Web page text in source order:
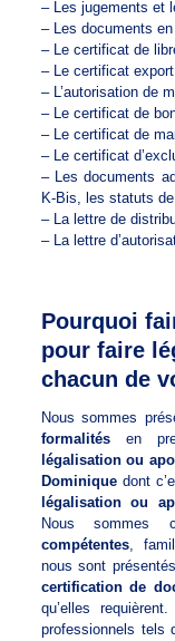
– Les jugements et
– Les documents
– Le certificat de
– Le certificat
– L’autorisation de
– Le certificat de
– Le certificat de
– Le certificat
– Les documents
K-Bis, les statuts de
– La lettre de
– La lettre
Pourquoi
pour faire
chacun de
Nous sommes
formalitésen
légalisation ou
Dominiquedont
légalisation ou
Nous
compétentes,
nous sont
certification de
qu’elles
professionnels tels